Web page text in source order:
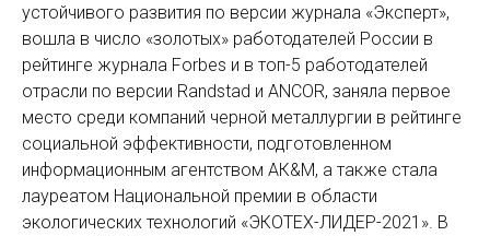
устойчивого развития по версии журнала «Эксперт»,
вошла в число «золотых» работодателей России в
рейтинге журнала Forbes и в топ-5 работодателей
отрасли по версии Randstad и ANCOR, заняла первое
место среди компаний черной металлургии в рейтинге
социальной эффективности, подготовленном
информационным агентством АК&М, а также стала
лауреатом Национальной премии в области
экологических технологий «ЭКОТЕХ-ЛИДЕР-2021». В